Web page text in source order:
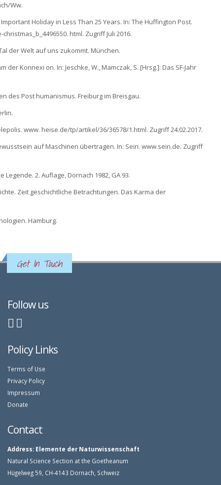
Ww.
Holiday in Less Than 25 Years. In: The Huffington Post.
html. Zugriff Juli 2016.
der Welt auf uns zukommt. München.
der Konnexi on. In: Jeschke, W., Mamczak, S. [Hrsg.]: Das SF-Jahr
des Post humanismus. Freiburg im Breisgau.
www. heise.de/tp/artikel/36/36578/1.html. Zugriff 24.02.2017.
auf Maschinen übertragen. In: Sein. www.sein.de. Zugriff
Legende. 2. Auflage, Dornach 1982, GA 93.
Zeit geschichtliche Betrachtungen. Das Karma der
Hamburg.
Get In Touch
Follow us
Policy Links
Terms of Use
Privacy Policy
Impressum
Donate
Contact
Address: Elemente der Naturwissenschaft
Natural Science Section at the Goetheanum
Hügelweg 59, CH-4143 Dornach, Schweiz